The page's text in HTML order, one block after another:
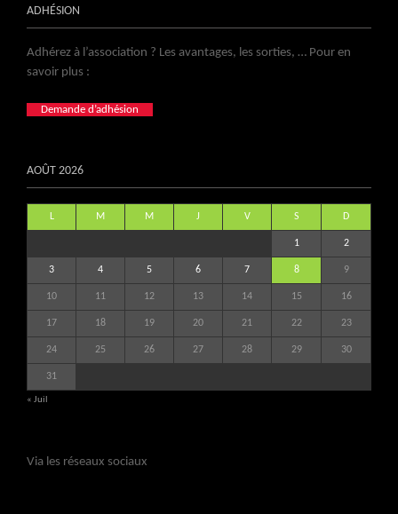
ADHÉSION
Adhérez à l’association ? Les avantages, les sorties, … Pour en
savoir plus :
Demande d’adhésion
AOÛT 2026
L M M J V S D
1 2
3 4 5 6 7 8 9
10 11 12 13 14 15 16
17 18 19 20 21 22 23
24 25 26 27 28 29 30
31
« Juil
Via les réseaux sociaux